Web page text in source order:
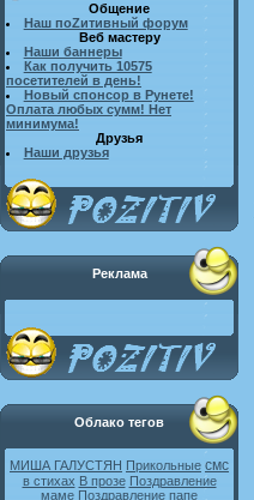
Общение
Наш поZитивный форум
Веб мастеру
Наши баннеры
Как получить 10575
посетителей в день!
Новый спонсор в Рунете!
Оплата любых сумм! Нет
минимума!
Друзья
Наши друзья
Реклама
Облако тегов
МИША ГАЛУСТЯН Прикольные смс
в стихах В прозе Поздравление
маме Поздравление папе